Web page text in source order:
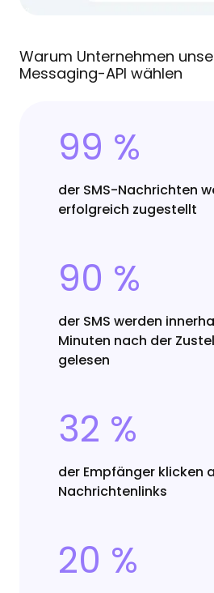
Warum Unternehmen
Messaging-API wählen
99 %
der SMS-Nachrichten
erfolgreich zugestellt
90 %
der SMS werden
Minuten nach der
gelesen
32 %
der Empfänger klicken
Nachrichtenlinks
20 %